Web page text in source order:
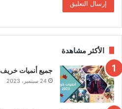
الأكثر مشاهدة
جميع أنميات خريف 2023 – قائمة كاملة
24 سبتمبر، 2023